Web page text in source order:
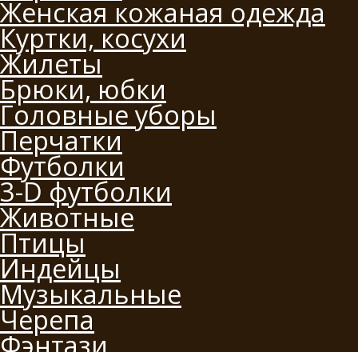
Женская кожаная одежда
Куртки, косухи
Жилеты
Брюки, юбки
Головные уборы
Перчатки
Футболки
3-D футболки
Животные
Птицы
Индейцы
Музыкальные
Черепа